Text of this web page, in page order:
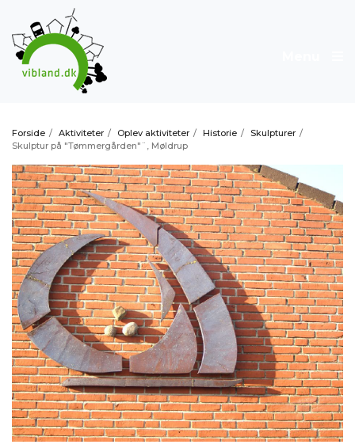
Forside / Aktiviteter / Oplev aktiviteter / Historie / Skulpturer /
Skulptur på "Tømmergården"¨, Møldrup